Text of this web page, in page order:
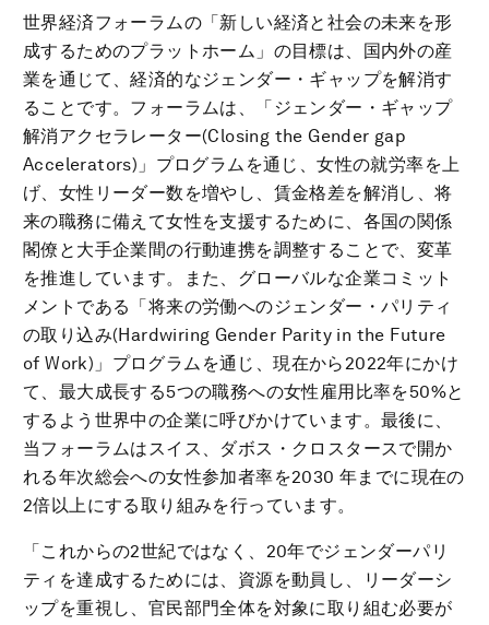
世界経済フォーラムの「新しい経済と社会の未来を形
成するためのプラットホーム」の目標は、国内外の産
業を通じて、経済的なジェンダー・ギャップを解消す
ることです。フォーラムは、「ジェンダー・ギャップ
解消アクセラレーター(Closing the Gender gap
Accelerators)」プログラムを通じ、女性の就労率を上
げ、女性リーダー数を増やし、賃金格差を解消し、将
来の職務に備えて女性を支援するために、各国の関係
閣僚と大手企業間の行動連携を調整することで、変革
を推進しています。また、グローバルな企業コミット
メントである「将来の労働へのジェンダー・パリティ
の取り込み(Hardwiring Gender Parity in the Future
of Work)」プログラムを通じ、現在から2022年にかけ
て、最大成長する5つの職務への女性雇用比率を50%と
するよう世界中の企業に呼びかけています。最後に、
当フォーラムはスイス、ダボス・クロスタースで開か
れる年次総会への女性参加者率を2030 年までに現在の
2倍以上にする取り組みを行っています。
「これからの2世紀ではなく、20年でジェンダーパリ
ティを達成するためには、資源を動員し、リーダーシ
ップを重視し、官民部門全体を対象に取り組む必要が